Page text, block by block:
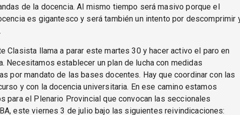
de la docencia. Al mismo tiempo será masivo porque el
es gigantesco y será también un intento por descomprimir
Clasista llama a parar este martes 30 y hacer activo el paro en
Necesitamos establecer un plan de lucha con medidas
por mandato de las bases docentes. Hay que coordinar con las
y con la docencia universitaria. En ese camino estamos
para el Plenario Provincial que convocan las seccionales
este viernes 3 de julio bajo las siguientes reivindicaciones: